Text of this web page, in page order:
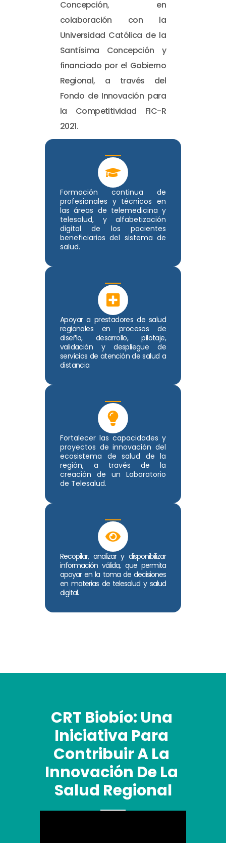
Formación continua de
profesionales y técnicos en
las áreas de telemedicina y
telesalud, y alfabetización
digital de los pacientes
beneficiarios del sistema de
salud.
Apoyar a prestadores de salud
regionales en procesos de
diseño, desarrollo, pilotaje,
validación y despliegue de
servicios de atención de salud a
distancia
Fortalecer las capacidades y
proyectos de innovación del
ecosistema de salud de la
región, a través de la
creación de un Laboratorio
de Telesalud.
Recopilar, analizar y disponibilizar
información válida, que permita
apoyar en la toma de decisiones
en materias de telesalud y salud
digital.
Concepción, en
colaboración con la
Universidad Católica de la
Santísima Concepción y
financiado por el Gobierno
Regional, a través del
Fondo de Innovación para
la Competitividad FIC-R
2021.
CRT Biobío: Una
Iniciativa Para
Contribuir A La
Innovación De La
Salud Regional